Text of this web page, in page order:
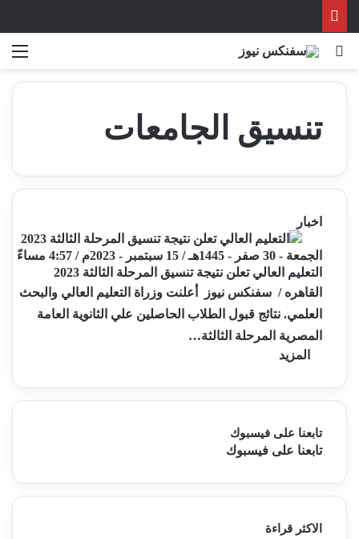
بحث عن
تنسيق الجامعات
اخبار
الجمعة - 30 صفر - 1445هـ / 15 سبتمبر - 2023م / 4:57 مساءً
التعليم العالي تعلن نتيجة تنسيق المرحلة الثالثة 2023
القاهره / سفنكس نيوز أعلنت وزراة التعليم العالي والبحث
العلمي. نتائج قبول الطلاب الحاصلين علي الثانوية العامة
المصرية المرحلة الثالثة…
المزيد
تابعنا على فيسبوك
تابعنا على فيسبوك
الاكثر قراءة